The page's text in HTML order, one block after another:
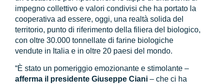
impegno collettivo e valori condivisi che ha portato la
cooperativa ad essere, oggi, una realtà solida del
territorio, punto di riferimento della filiera del biologico,
con oltre 30.000 tonnellate di farine biologiche
vendute in Italia e in oltre 20 paesi del mondo.
“È stato un pomeriggio emozionante e stimolante –
afferma il presidente Giuseppe Ciani – che ci ha